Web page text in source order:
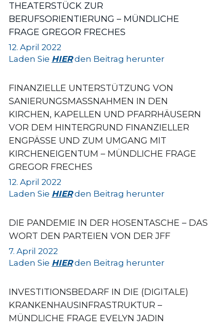
THEATERSTÜCK ZUR
BERUFSORIENTIERUNG – MÜNDLICHE
FRAGE GREGOR FRECHES
12. April 2022
Laden Sie HIER den Beitrag herunter
FINANZIELLE UNTERSTÜTZUNG VON
SANIERUNGSMASSNAHMEN IN DEN
KIRCHEN, KAPELLEN UND PFARRHÄUSERN
VOR DEM HINTERGRUND FINANZIELLER
ENGPÄSSE UND ZUM UMGANG MIT
KIRCHENEIGENTUM – MÜNDLICHE FRAGE
GREGOR FRECHES
12. April 2022
Laden Sie HIER den Beitrag herunter
DIE PANDEMIE IN DER HOSENTASCHE – DAS
WORT DEN PARTEIEN VON DER JFF
7. April 2022
Laden Sie HIER den Beitrag herunter
INVESTITIONSBEDARF IN DIE (DIGITALE)
KRANKENHAUSINFRASTRUKTUR –
MÜNDLICHE FRAGE EVELYN JADIN